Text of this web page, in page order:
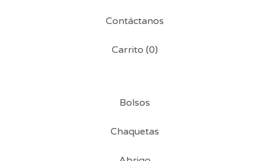
Contáctanos
Carrito (0)
Bolsos
Chaquetas